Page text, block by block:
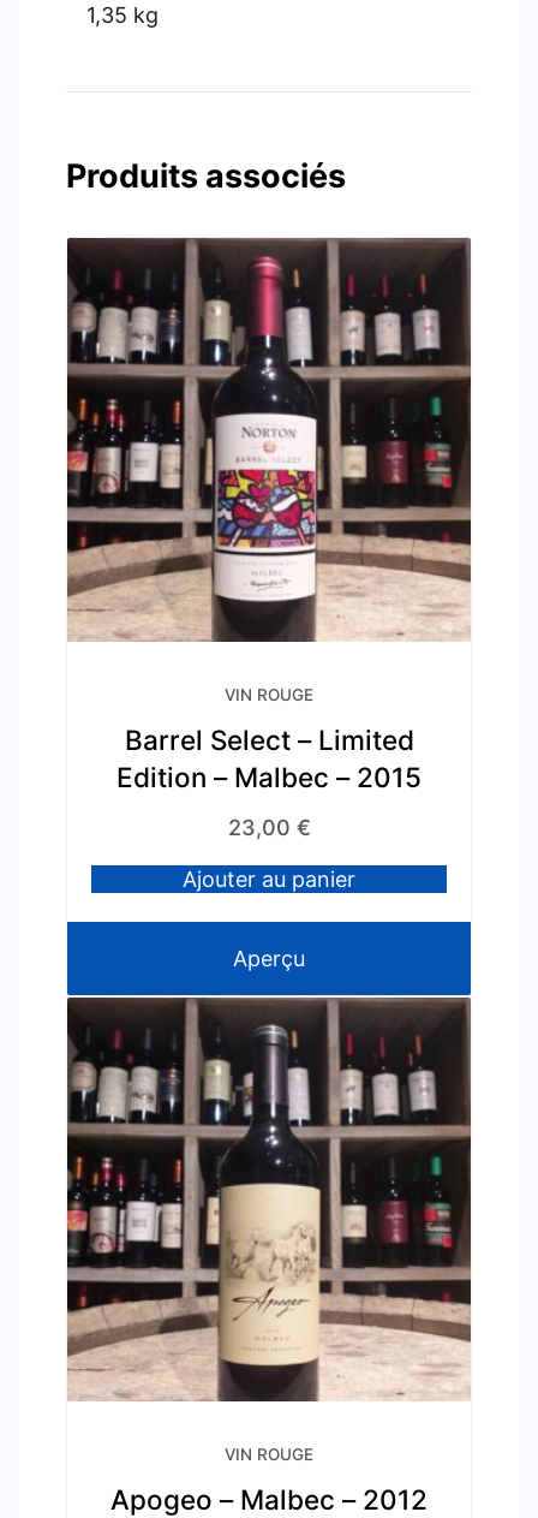
1,35 kg
Produits associés
VIN ROUGE
Barrel Select – Limited
Edition – Malbec – 2015
23,00 €
Ajouter au panier
Aperçu
VIN ROUGE
Apogeo – Malbec – 2012